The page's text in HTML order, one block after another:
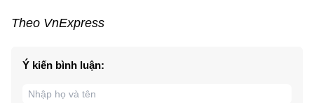
Theo VnExpress
Ý kiến bình luận: